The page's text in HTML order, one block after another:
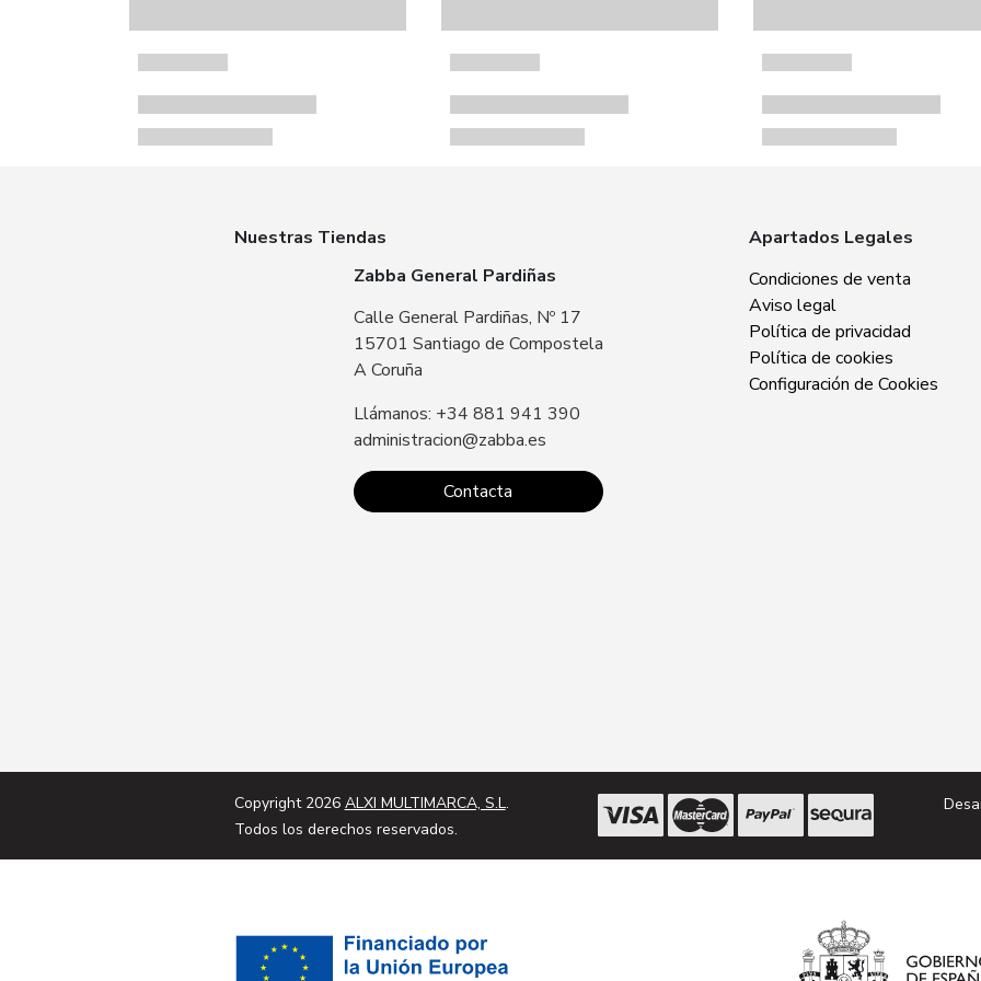
Nuestras Tiendas
Zabba General Pardiñas
Calle General Pardiñas, Nº 17
15701 Santiago de Compostela
A Coruña
Llámanos: +34 881 941 390
administracion@zabba.es
Contacta
Zabba Area
15707 Santiago
Sin especificar
Apartados Legales
Condiciones de venta
Aviso legal
Política de privacidad
Política de cookies
Configuración de Cookies
Copyright 2026 ALXI MULTIMARCA, S.L.
Todos los derechos reservados.